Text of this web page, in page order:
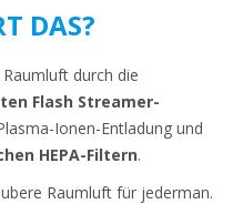
DAS?
durch die
Flash Streamer-
Ionen-Entladung und
HEPA-Filtern.
Raumluft für jederman.